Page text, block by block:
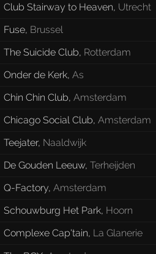
Club Stairway to Heaven, Utrecht
Fuse, Brussel
The Suicide Club, Rotterdam
Onder de Kerk, As
Chin Chin Club, Amsterdam
Chicago Social Club, Amsterdam
Teejater, Naaldwijk
De Gouden Leeuw, Terheijden
Q-Factory, Amsterdam
Schouwburg Het Park, Hoorn
Complexe Cap'tain, La Glanerie